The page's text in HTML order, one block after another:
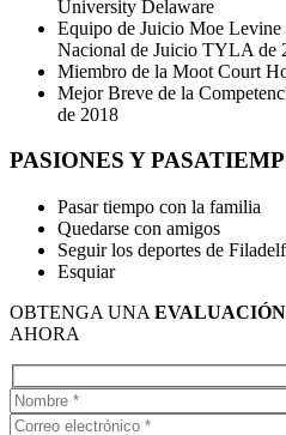
University Delaware
Equipo de Juicio Moe Levine
Nacional de Juicio TYLA de
Miembro de la Moot Court
Mejor Breve de la
de 2018
PASIONES Y
Pasar tiempo con la familia
Quedarse con amigos
Seguir los deportes de
Esquiar
OBTENGA UNA
AHORA